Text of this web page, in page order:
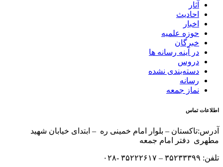
آثار
احادیث
اخبار
حوزه علمیه
خبرگان
در آینه رسانه ها
دروس
دسته‌بندی نشده
رسانه
نماز جمعه
اطلاعات تماس
آدرس:تاکستان – بلوار امام خمینی ره – ابتدای خیابان شهید
مطهری دفتر امام جمعه
تلفن: ۳۵۲۳۳۳۹۹ – ۳۵۲۲۲۶۱۷ -۰۲۸